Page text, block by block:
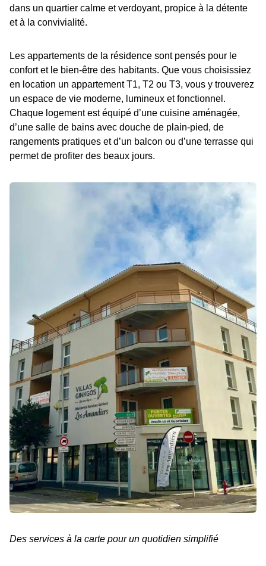
dans un quartier calme et verdoyant, propice à la détente
et à la convivialité.
Les appartements de la résidence sont pensés pour le
confort et le bien-être des habitants. Que vous choisissiez
en location un appartement T1, T2 ou T3, vous y trouverez
un espace de vie moderne, lumineux et fonctionnel.
Chaque logement est équipé d’une cuisine aménagée,
d’une salle de bains avec douche de plain-pied, de
rangements pratiques et d’un balcon ou d’une terrasse qui
permet de profiter des beaux jours.
Des services à la carte pour un quotidien simplifié